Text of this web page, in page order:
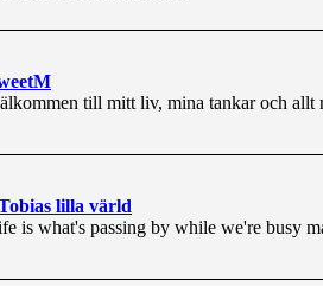
till mitt liv, mina tankar och allt
lilla värld
is what's passing by while we're busy